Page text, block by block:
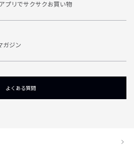
プリでサクサクお買い物
ガジン
よくある質問